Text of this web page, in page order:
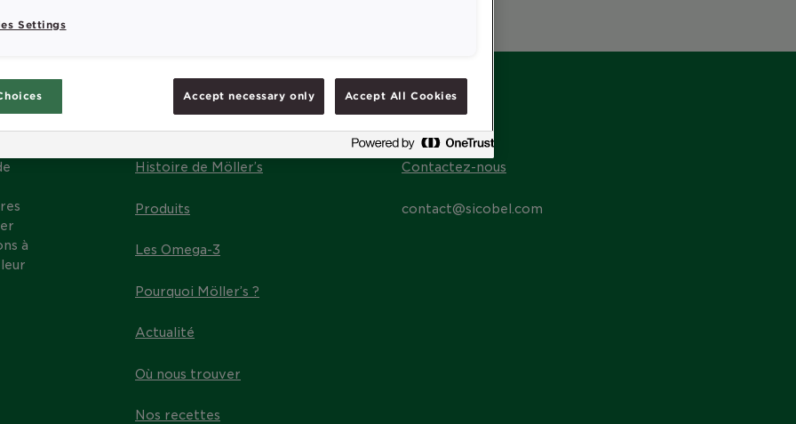
à
MENU
Histoire de Möller’s
Produits
Les Omega-3
Pourquoi Möller’s ?
Actualité
Où nous trouver
Nos recettes
CONTACT
Contactez-nous
contact@sicobel.com
Settings
Accept necessary only Accept All Cookies